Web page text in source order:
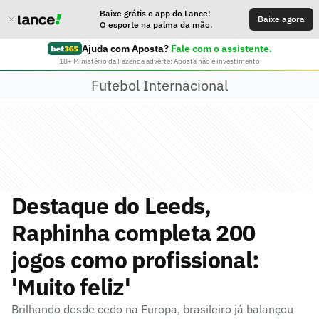
Baixe grátis o app do Lance!
O esporte na palma da mão.
Baixe agora
Ajuda com Aposta? Fale com o assistente.
18+ Ministério da Fazenda adverte: Aposta não é investimento
Futebol Internacional
Destaque do Leeds,
Raphinha completa 200
jogos como profissional:
'Muito feliz'
Brilhando desde cedo na Europa, brasileiro já balançou